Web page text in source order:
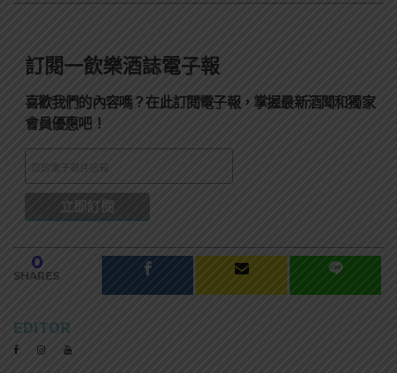
訂閱一飲樂酒誌電子報
喜歡我們的內容嗎？在此訂閱電子報，掌握最新酒聞和獨家
會員優惠吧！
0
SHARES
EDITOR